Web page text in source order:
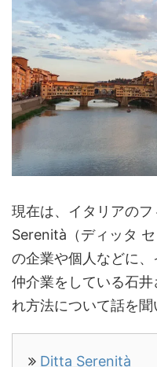
現在は、イタリアの
Serenità（ディッタ
の企業や個人などに
仲介業をしている石
れ方法について話を聞
Ditta Serenità